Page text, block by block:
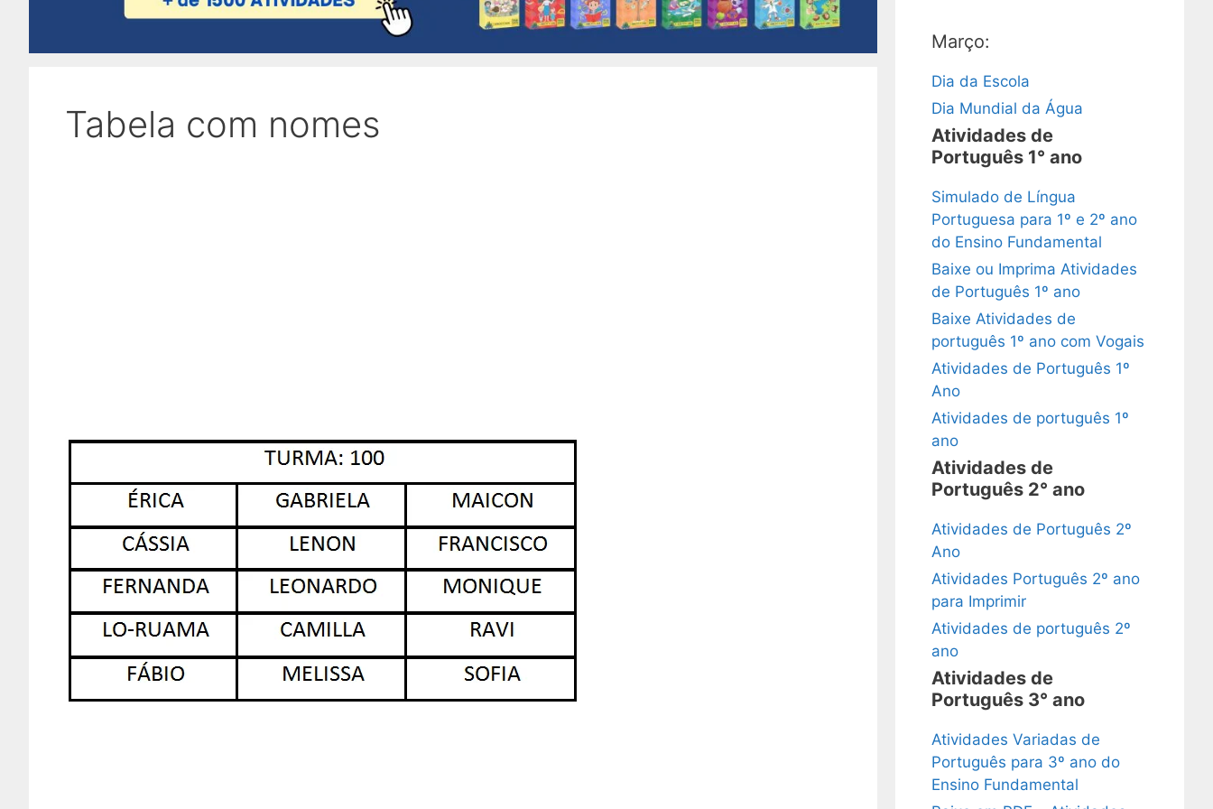
Tabela com nomes
Março:
Dia da Escola
Dia Mundial da Água
Atividades de
Português 1° ano
Simulado de Língua
Portuguesa para 1º e 2º ano
do Ensino Fundamental
Baixe ou Imprima Atividades
de Português 1º ano
Baixe Atividades de
português 1º ano com Vogais
Atividades de Português 1º
Ano
Atividades de português 1º
ano
Atividades de
Português 2° ano
Atividades de Português 2º
Ano
Atividades Português 2º ano
para Imprimir
Atividades de português 2º
ano
Atividades de
Português 3° ano
Atividades Variadas de
Português para 3º ano do
Ensino Fundamental